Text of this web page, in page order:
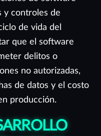
y controles de
de vida del
que el software
delitos o
no autorizadas,
de datos y el costo
producción.